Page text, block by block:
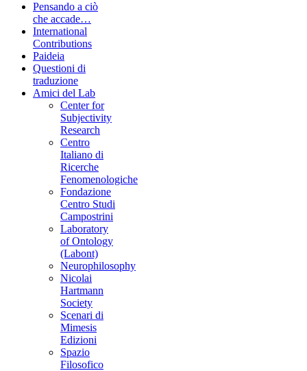
Pensando a ciò
che accade…
International
Contributions
Paideia
Questioni di
traduzione
Amici del Lab
Center for
Subjectivity
Research
Centro
Italiano di
Ricerche
Fenomenologiche
Fondazione
Centro Studi
Campostrini
Laboratory
of Ontology
(Labont)
Neurophilosophy
Nicolai
Hartmann
Society
Scenari di
Mimesis
Edizioni
Spazio
Filosofico